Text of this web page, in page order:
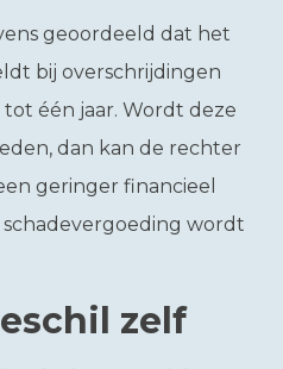
geoordeeld dat het
bij overschrijdingen
één jaar. Wordt deze
dan kan de rechter
geringer financieel
wordt
zelf